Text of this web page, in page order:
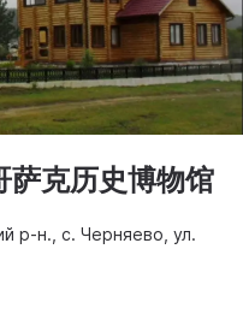
萨克历史博物馆
р-н., с. Черняево, ул.